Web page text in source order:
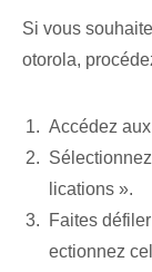
Si vous
otorola,
Accédez
lications ».
Faites
ectionnez